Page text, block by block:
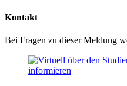
Kontakt
Bei Fragen zu dieser Meldung